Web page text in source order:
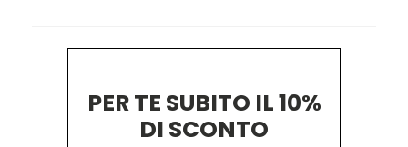
PER TE SUBITO IL 10%
DI SCONTO